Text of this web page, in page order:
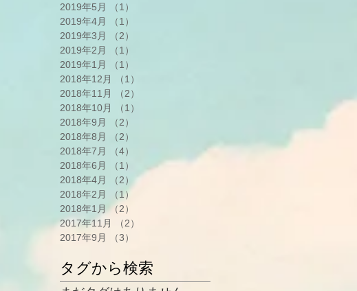
2019年5月
（1）
2019年4月
（1）
2019年3月
（2）
2019年2月
（1）
2019年1月
（1）
2018年12月
（1）
2018年11月
（2）
2018年10月
（1）
2018年9月
（2）
2018年8月
（2）
2018年7月
（4）
2018年6月
（1）
1件の記事
2018年4月
（2）
2件の記事
2018年2月
（1）
2018年1月 （2）
2017年11月
（2）
2017年9月
（3）
タグから検索